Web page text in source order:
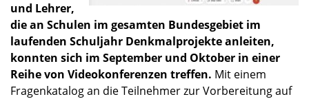
und Lehrer,
die an Schulen im gesam­ten Bundes­ge­biet im
laufen­den Schul­jahr Denkmal­pro­jekte anlei­ten,
konnten sich im Septem­ber und Oktober in einer
Reihe von Video­kon­fe­ren­zen treffen. Mit einem
Fragen­ka­ta­log an die Teilneh­mer zur Vorbe­rei­tung auf